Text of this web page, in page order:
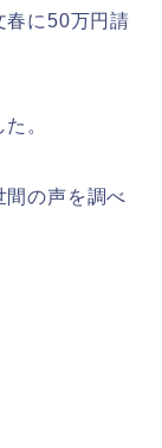
春に50万円請
。
間の声を調べ